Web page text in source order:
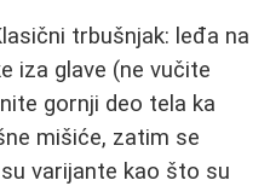
trbušnjak: leđa na
iza glave (ne vučite
gornji deo tela ka
mišiće, zatim se
varijante kao što su